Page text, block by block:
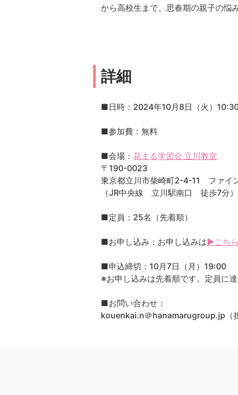
から高校生まで、思春期の親子の悩
詳細
■日時：2024年10月8日（火）
■参加費：無料
■会場： 花まる学習会 立川教室
〒190-0023
東京都立川市柴崎町2-4-11 ファ
（JR中央線 立川駅南口 徒歩7分）
■定員：25名（先着順）
■お申し込み：お申し込みは▶こちら
■申込締切：10月7日（月）19:00
※お申し込みは先着順です。定員に
■お問い合わせ：
kouenkai.n＠hanamarugroup.jp（